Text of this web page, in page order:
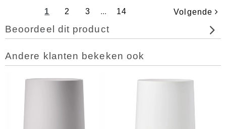
1 2 3 ... 14 Volgende
Beoordeel dit product
Andere klanten bekeken ook